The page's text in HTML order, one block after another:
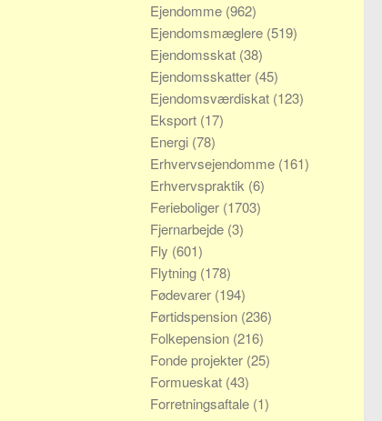
Ejendomme (962)
Ejendomsmæglere (519)
Ejendomsskat (38)
Ejendomsskatter (45)
Ejendomsværdiskat (123)
Eksport (17)
Energi (78)
Erhvervsejendomme (161)
Erhvervspraktik (6)
Ferieboliger (1703)
Fjernarbejde (3)
Fly (601)
Flytning (178)
Fødevarer (194)
Førtidspension (236)
Folkepension (216)
Fonde projekter (25)
Formueskat (43)
Forretningsaftale (1)